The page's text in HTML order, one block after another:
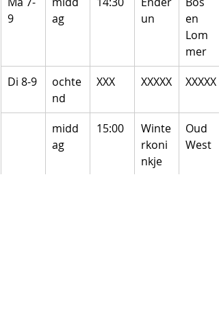
9
ag
un
en
Lom
mer
Di 8-9
ochte
nd
XXX XXXXX XXXXX
midd
ag
15:00
Winte
rkoni
nkje
Oud
West